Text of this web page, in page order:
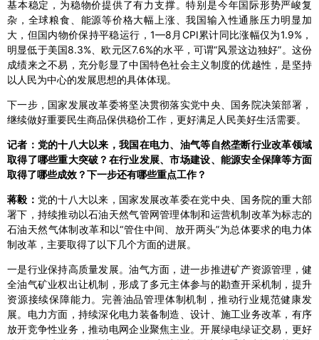
基本稳定，为稳物价提供了有力支撑。特别是今年国际形势严峻复
杂，全球粮食、能源等价格大幅上涨、我国输入性通胀压力明显加
大，但国内物价保持平稳运行，1—8月CPI累计同比涨幅仅为1.9%，
明显低于美国8.3%、欧元区7.6%的水平，可谓“风景这边独好”。这份
成绩来之不易，充分彰显了中国特色社会主义制度的优越性，是坚持
以人民为中心的发展思想的具体体现。
下一步，国家发展改革委将坚决贯彻落实党中央、国务院决策部署，
继续做好重要民生商品保供稳价工作，更好满足人民美好生活需要。
记者：党的十八大以来，我国在电力、油气等自然垄断行业改革领域
取得了哪些重大突破？在行业发展、市场建设、能源安全保障等方面
取得了哪些成效？下一步还有哪些重点工作？
蒋毅： 党的十八大以来，国家发展改革委在党中央、国务院的重大部
署下，持续推动以石油天然气管网管理体制和运营机制改革为标志的
石油天然气体制改革和以“管住中间、放开两头”为总体要求的电力体
制改革，主要取得了以下几个方面的进展。
一是行业保持高质量发展。油气方面，进一步推进矿产资源管理，健
全油气矿业权出让机制，形成了多元主体参与的勘查开采机制，提升
资源接续保障能力。完善油品管理体制机制，推动行业规范健康发
展。电力方面，持续深化电力装备制造、设计、施工业务改革，有序
放开竞争性业务，推动电网企业聚焦主业。开展绿电绿证交易，更好